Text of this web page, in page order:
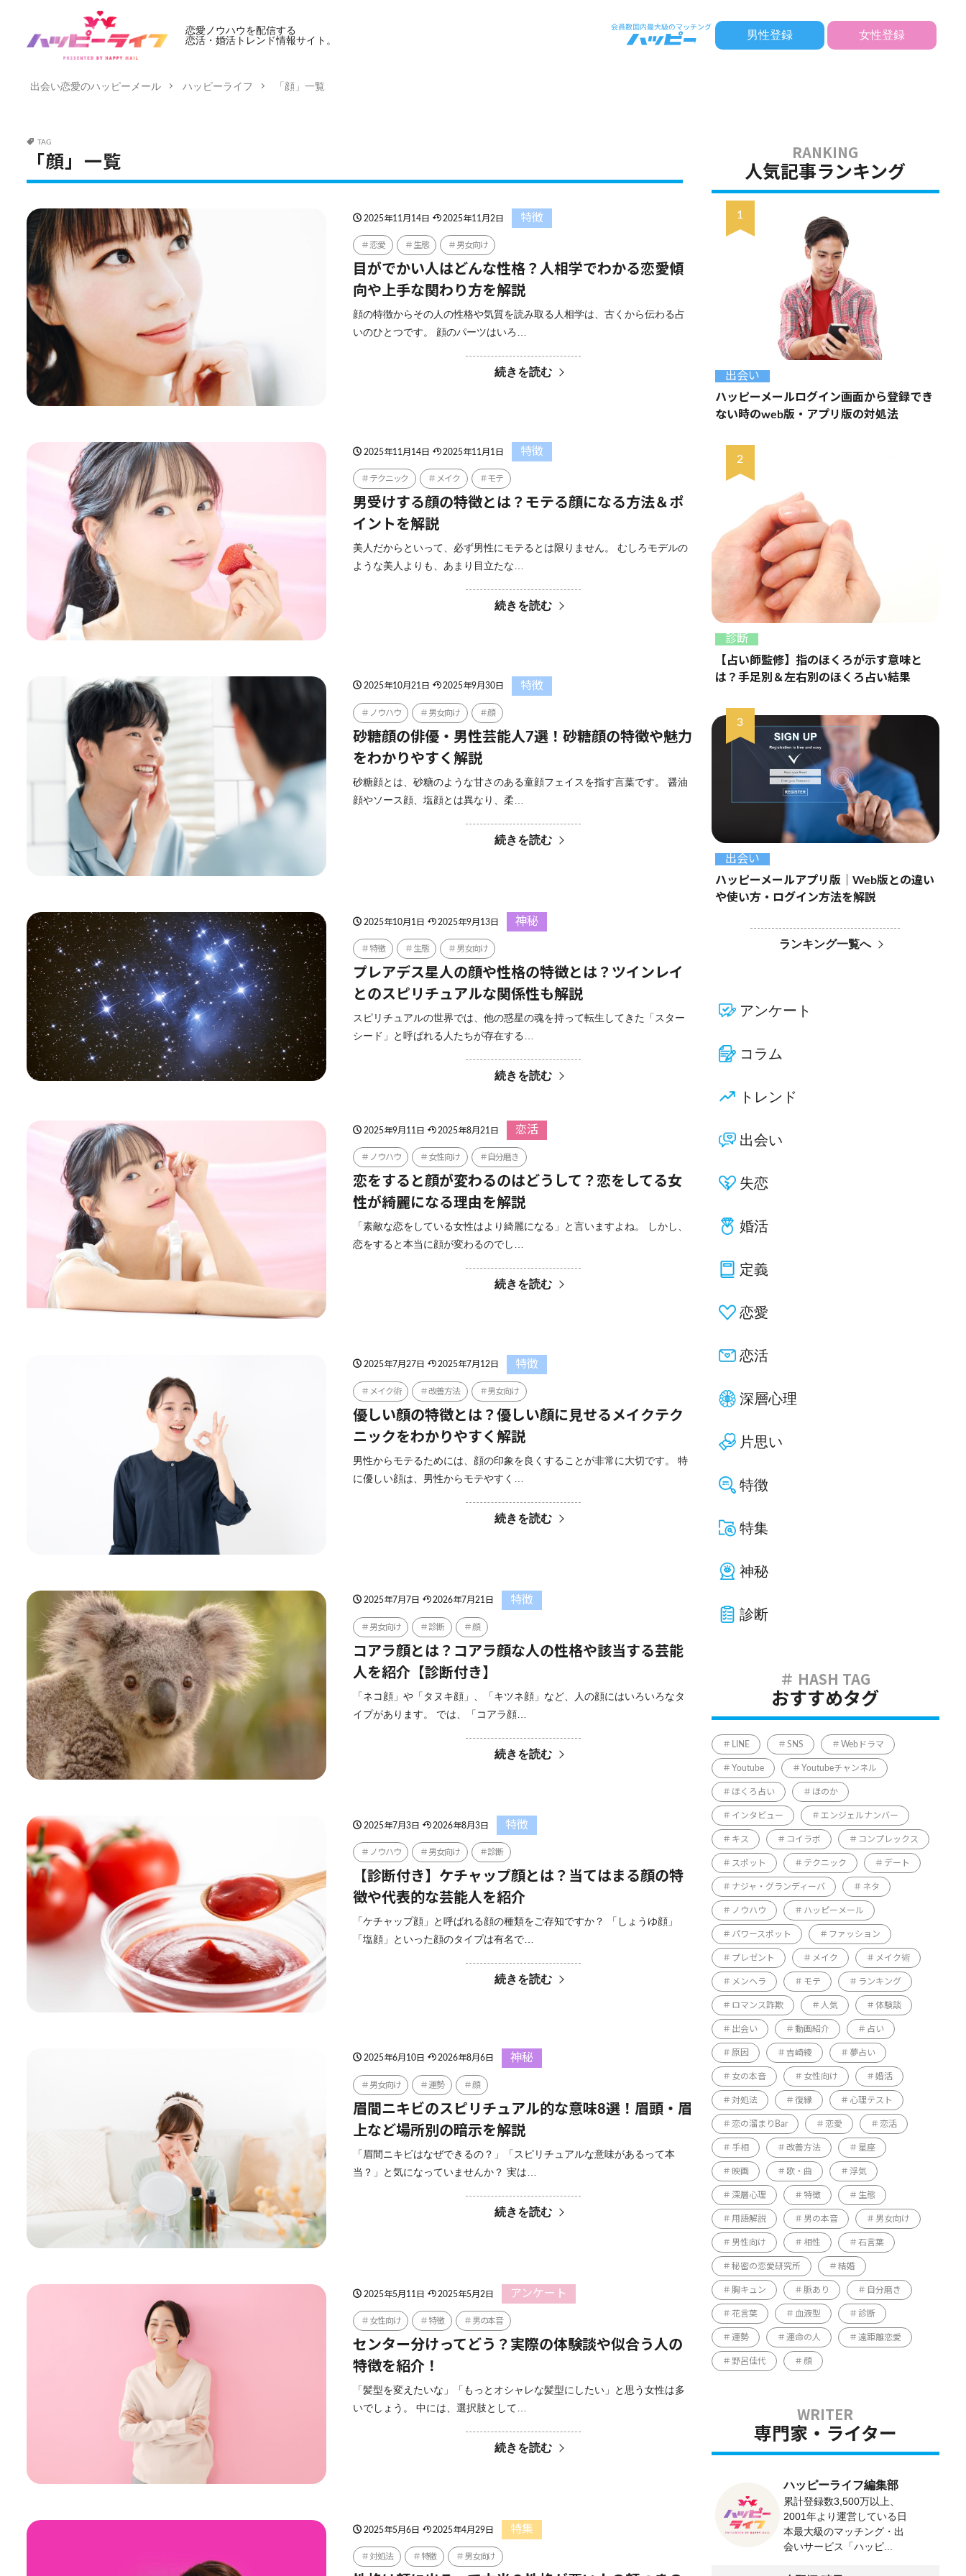
恋愛ノウハウを配信する
恋活・婚活トレンド情報サイト。
男性登録 女性登録
出会い恋愛のハッピーメール ハッピーライフ 「顔」一覧
TAG
「顔」一覧
2025年11月14日 2025年11月2日 特徴
恋愛 生態 男女向け
目がでかい人はどんな性格？人相学でわかる恋愛傾
向や上手な関わり方を解説
顔の特徴からその人の性格や気質を読み取る人相学は、古くから伝わる占
いのひとつです。 顔のパーツはいろ…
続きを読む
2025年11月14日 2025年11月1日 特徴
テクニック メイク モテ
男受けする顔の特徴とは？モテる顔になる方法＆ポ
イントを解説
美人だからといって、必ず男性にモテるとは限りません。 むしろモデルの
ような美人よりも、あまり目立たな…
続きを読む
2025年10月21日 2025年9月30日 特徴
ノウハウ 男女向け 顔
砂糖顔の俳優・男性芸能人7選！砂糖顔の特徴や魅力
をわかりやすく解説
砂糖顔とは、砂糖のような甘さのある童顔フェイスを指す言葉です。 醤油
顔やソース顔、塩顔とは異なり、柔…
続きを読む
2025年10月1日 2025年9月13日 神秘
特徴 生態 男女向け
プレアデス星人の顔や性格の特徴とは？ツインレイ
とのスピリチュアルな関係性も解説
スピリチュアルの世界では、他の惑星の魂を持って転生してきた「スター
シード」と呼ばれる人たちが存在する…
続きを読む
2025年9月11日 2025年8月21日 恋活
ノウハウ 女性向け 自分磨き
恋をすると顔が変わるのはどうして？恋をしてる女
性が綺麗になる理由を解説
「素敵な恋をしている女性はより綺麗になる」と言いますよね。 しかし、
恋をすると本当に顔が変わるのでし…
続きを読む
2025年7月27日 2025年7月12日 特徴
メイク術 改善方法 男女向け
優しい顔の特徴とは？優しい顔に見せるメイクテク
ニックをわかりやすく解説
男性からモテるためには、顔の印象を良くすることが非常に大切です。 特
に優しい顔は、男性からモテやすく…
続きを読む
2025年7月7日 2026年7月21日 特徴
男女向け 診断 顔
コアラ顔とは？コアラ顔な人の性格や該当する芸能
人を紹介【診断付き】
「ネコ顔」や「タヌキ顔」、「キツネ顔」など、人の顔にはいろいろなタ
イプがあります。 では、「コアラ顔…
続きを読む
2025年7月3日 2026年8月3日 特徴
ノウハウ 男女向け 診断
【診断付き】ケチャップ顔とは？当てはまる顔の特
徴や代表的な芸能人を紹介
「ケチャップ顔」と呼ばれる顔の種類をご存知ですか？ 「しょうゆ顔」
「塩顔」といった顔のタイプは有名で…
続きを読む
2025年6月10日 2026年8月6日 神秘
男女向け 運勢 顔
眉間ニキビのスピリチュアル的な意味8選！眉頭・眉
上など場所別の暗示を解説
「眉間ニキビはなぜできるの？」「スピリチュアルな意味があるって本
当？」と気になっていませんか？ 実は…
続きを読む
2025年5月11日 2025年5月2日 アンケート
女性向け 特徴 男の本音
センター分けってどう？実際の体験談や似合う人の
特徴を紹介！
「髪型を変えたいな」「もっとオシャレな髪型にしたい」と思う女性は多
いでしょう。 中には、選択肢として…
続きを読む
2025年5月6日 2025年4月29日 特集
対処法 特徴 男女向け
人気記事ランキング
出会い
ハッピーメールログイン画面から登録でき
ない時のweb版・アプリ版の対処法
診断
【占い師監修】指のほくろが示す意味と
は？手足別＆左右別のほくろ占い結果
出会い
ハッピーメールアプリ版｜Web版との違い
や使い方・ログイン方法を解説
ランキング一覧へ
アンケート
コラム
トレンド
出会い
失恋
婚活
定義
恋愛
恋活
深層心理
片思い
特徴
特集
神秘
診断
おすすめタグ
LINE SNS Webドラマ
Youtube Youtubeチャンネル
ほくろ占い ほのか
インタビュー エンジェルナンバー
キス コイラボ コンプレックス
スポット テクニック デート
ナジャ・グランディーバ ネタ
ノウハウ ハッピーメール
パワースポット ファッション
プレゼント メイク メイク術
メンヘラ モテ ランキング
ロマンス詐欺 人気 体験談
出会い 動画紹介 占い
原因 吉崎綾 夢占い
女の本音 女性向け 婚活
対処法 復縁 心理テスト
恋の溜まりBar 恋愛 恋活
手相 改善方法 星座
映画 歌・曲 浮気
深層心理 特徴 生態
用語解説 男の本音 男女向け
男性向け 相性 石言葉
秘密の恋愛研究所 結婚
胸キュン 脈あり 自分磨き
花言葉 血液型 診断
運勢 運命の人 遠距離恋愛
野呂佳代 顔
専門家・ライター
ハッピーライフ編集部
累計登録数3,500万以上、
2001年より運営している日
本最大級のマッチング・出
会いサービス「ハッピ...